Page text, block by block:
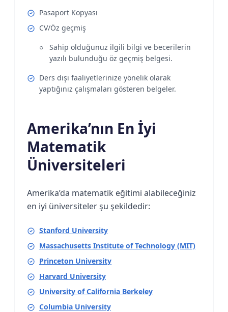
Pasaport Kopyası
CV/Öz geçmiş
Sahip olduğunuz ilgili bilgi ve becerilerin
yazılı bulunduğu öz geçmiş belgesi.
Ders dışı faaliyetlerinize yönelik olarak
yaptığınız çalışmaları gösteren belgeler.
Amerika’nın En İyi
Matematik
Üniversiteleri
Amerika’da matematik eğitimi alabileceğiniz
en iyi üniversiteler şu şekildedir:
Stanford University
Massachusetts Institute of Technology (MIT)
Princeton University
Harvard University
University of California Berkeley
Columbia University